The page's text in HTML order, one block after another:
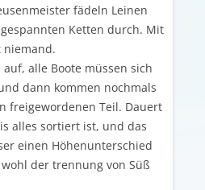
fädeln Leinen
Ketten durch. Mit
alle Boote müssen sich
dann kommen nochmals
freigewordenen Teil. Dauert
alles sortiert ist, und das
einen Höhenunterschied
der trennung von Süß